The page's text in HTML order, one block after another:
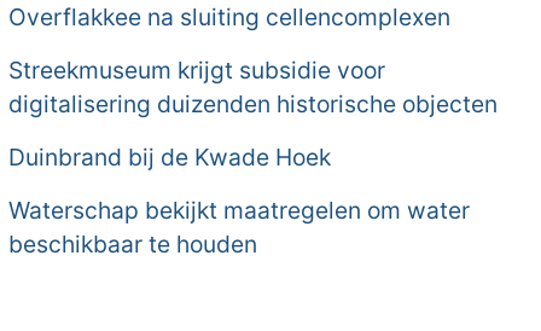
Overflakkee na sluiting cellencomplexen
Streekmuseum krijgt subsidie voor
digitalisering duizenden historische objecten
Duinbrand bij de Kwade Hoek
Waterschap bekijkt maatregelen om water
beschikbaar te houden